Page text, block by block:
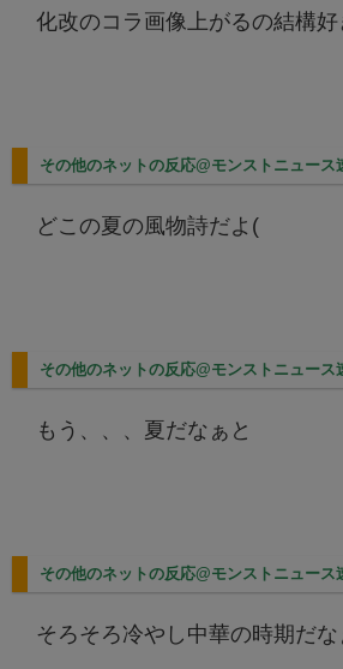
化改のコラ画像上がるの結構好
その他のネットの反応@モンストニュース
どこの夏の風物詩だよ(
その他のネットの反応@モンストニュース
もう、、、夏だなぁと
その他のネットの反応@モンストニュース
そろそろ冷やし中華の時期だな